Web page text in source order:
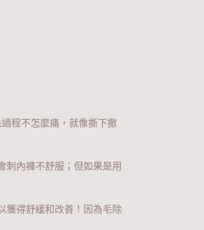
程不怎麼痛，就像撕下撒
刺內褲不舒服；但如果是用
獲得舒緩和改善！因為毛除